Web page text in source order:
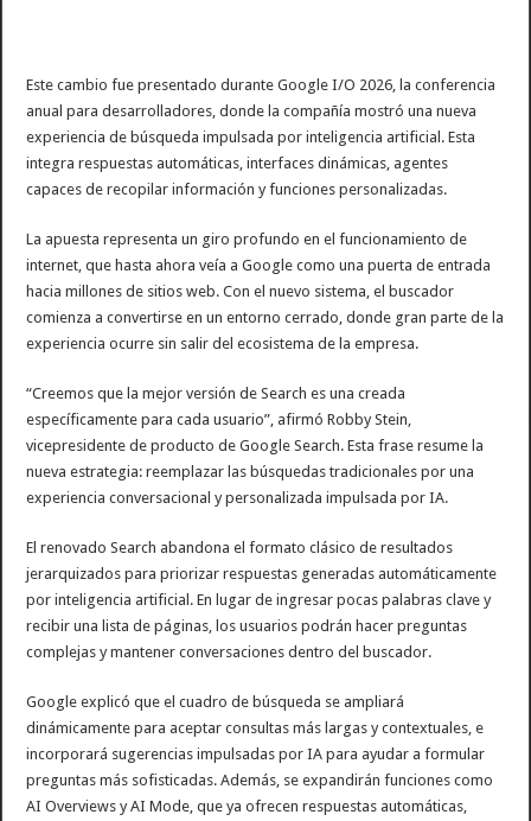
Este cambio fue presentado durante Google I/O 2026, la conferencia
anual para desarrolladores, donde la compañía mostró una nueva
experiencia de búsqueda impulsada por inteligencia artificial. Esta
integra respuestas automáticas, interfaces dinámicas, agentes
capaces de recopilar información y funciones personalizadas.
La apuesta representa un giro profundo en el funcionamiento de
internet, que hasta ahora veía a Google como una puerta de entrada
hacia millones de sitios web. Con el nuevo sistema, el buscador
comienza a convertirse en un entorno cerrado, donde gran parte de la
experiencia ocurre sin salir del ecosistema de la empresa.
“Creemos que la mejor versión de Search es una creada
específicamente para cada usuario”, afirmó Robby Stein,
vicepresidente de producto de Google Search. Esta frase resume la
nueva estrategia: reemplazar las búsquedas tradicionales por una
experiencia conversacional y personalizada impulsada por IA.
El renovado Search abandona el formato clásico de resultados
jerarquizados para priorizar respuestas generadas automáticamente
por inteligencia artificial. En lugar de ingresar pocas palabras clave y
recibir una lista de páginas, los usuarios podrán hacer preguntas
complejas y mantener conversaciones dentro del buscador.
Google explicó que el cuadro de búsqueda se ampliará
dinámicamente para aceptar consultas más largas y contextuales, e
incorporará sugerencias impulsadas por IA para ayudar a formular
preguntas más sofisticadas. Además, se expandirán funciones como
AI Overviews y AI Mode, que ya ofrecen respuestas automáticas,